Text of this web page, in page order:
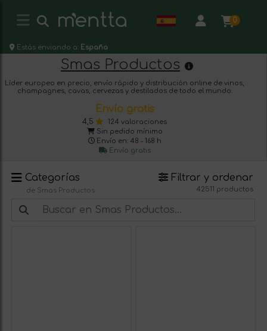
0
Estás enviando a: España
Smas Productos
Líder europeo en precio, envío rápido y distribución online de vinos,
champagnes, cavas, cervezas y destilados de todo el mundo.
Envío gratis
4,5
124 valoraciones
Sin pedido mínimo
Envío en: 48 - 168 h
Envío gratis
Categorías
de Smas Productos
Filtrar y ordenar
42511 productos